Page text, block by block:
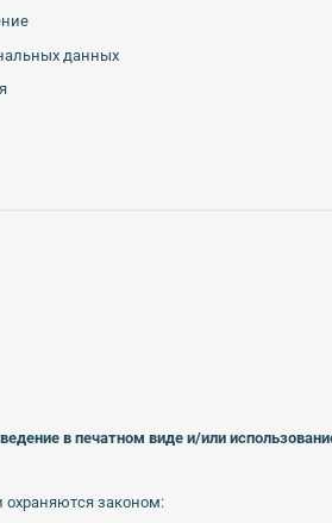
данных
в печатном виде и/или
законом: